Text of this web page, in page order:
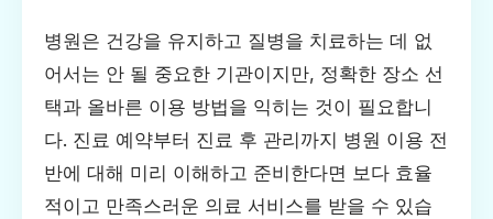
병원은 건강을 유지하고 질병을 치료하는 데 없
어서는 안 될 중요한 기관이지만, 정확한 장소 선
택과 올바른 이용 방법을 익히는 것이 필요합니
다. 진료 예약부터 진료 후 관리까지 병원 이용 전
반에 대해 미리 이해하고 준비한다면 보다 효율
적이고 만족스러운 의료 서비스를 받을 수 있습